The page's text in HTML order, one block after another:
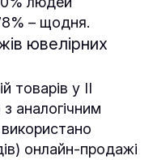
– щодня.
ювелірних
товарів у ІІ
з аналогічним
онлайн-продажі